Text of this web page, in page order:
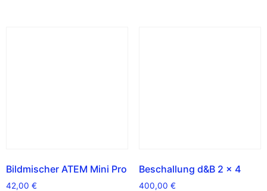
Bildmischer ATEM Mini Pro
42,00 €
Beschallung d&B 2 x 4
400,00 €